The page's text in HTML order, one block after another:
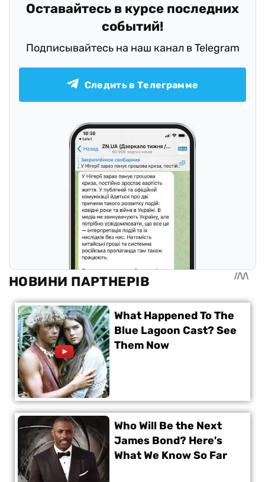
Оставайтесь в курсе последних
событий!
Подписывайтесь на наш канал в Telegram
Следить в Телеграмме